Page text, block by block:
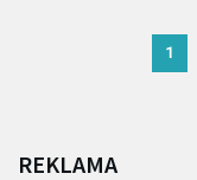
1
REKLAMA